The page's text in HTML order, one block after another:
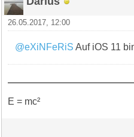
26.05.2017, 12:00
@eXiNFeRiS Auf iOS 11
E = mc²